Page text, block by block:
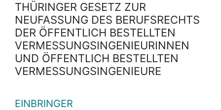
THÜRINGER GESETZ ZUR
NEUFASSUNG DES BERUFSRECHTS
DER ÖFFENTLICH BESTELLTEN
VERMESSUNGSINGENIEURINNEN
UND ÖFFENTLICH BESTELLTEN
VERMESSUNGSINGENIEURE
EINBRINGER